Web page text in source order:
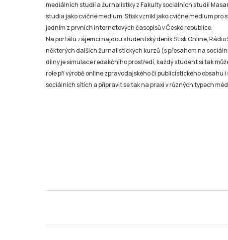
mediálních studií a žurnalistiky z Fakulty sociálních studií
studia jako cvičné médium. Stisk vznikl jako cvičné médium pro
jedním z prvních internetových časopisů v České republice.
Na portálu zájemci najdou studentský deník Stisk Online, Rádio
některých dalších žurnalistických kurzů (s přesahem na
dílny je simulace redakčního prostředí, každý student si tak
role při výrobě online zpravodajského či publicistického obsahu i
sociálních sítích a připravit se tak na praxi v různých typech